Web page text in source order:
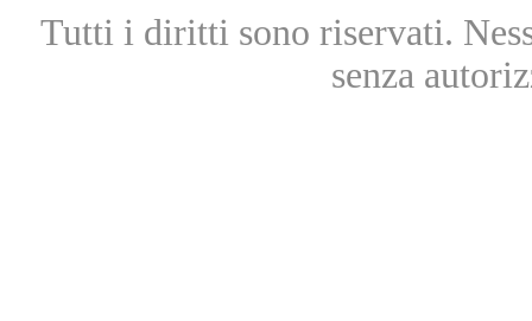
Tutti i diritti sono riservati.
senza